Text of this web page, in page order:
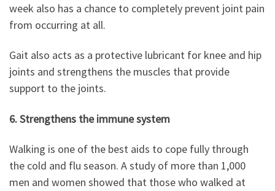
week also has a chance to completely prevent joint pain
from occurring at all.
Gait also acts as a protective lubricant for knee and hip
joints and strengthens the muscles that provide
support to the joints.
6. Strengthens the immune system
Walking is one of the best aids to cope fully through
the cold and flu season. A study of more than 1,000
men and women showed that those who walked at